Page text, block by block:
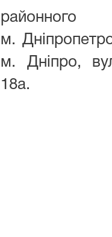
м.
м. Дніпро,
18а.